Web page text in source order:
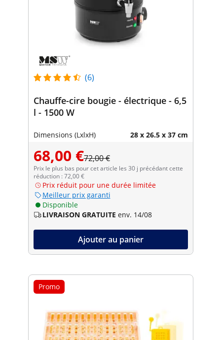
(6)
Chauffe-cire bougie - électrique - 6,5
l - 1500 W
Dimensions (LxlxH) 28 x 26.5 x 37 cm
68,00 €72,00 €
Prix le plus bas pour cet article les 30 j précédant cette
réduction : 72,00 €
Prix réduit pour une durée limitée
Meilleur prix garanti
Disponible
LIVRAISON GRATUITE env. 14/08
Ajouter au panier
Promo